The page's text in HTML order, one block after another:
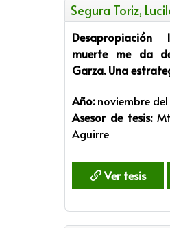
Segura Toriz,
muerte me da
Garza. Una
Año:noviembre del
Asesor de tesis:
Aguirre
Ver tesis